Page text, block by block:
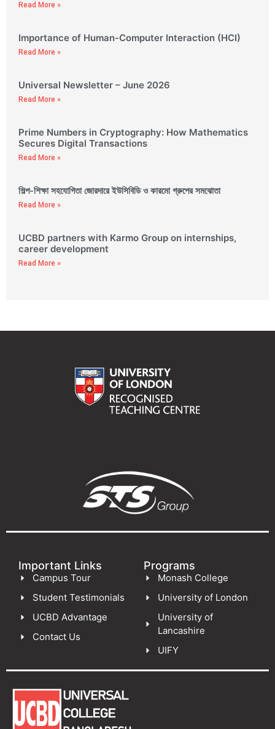
Read More »
Importance of Human-Computer Interaction (HCI)
Read More »
Universal Newsletter – June 2026
Read More »
Prime Numbers in Cryptography: How Mathematics
Secures Digital Transactions
Read More »
শিল্প-শিক্ষা সহযোগিতা জোরদারে ইউসিবিডি ও কারমো গ্রুপের সমঝোতা
Read More »
UCBD partners with Karmo Group on internships,
career development
Read More »
Important Links
Campus Tour
Student Testimonials
UCBD Advantage
Contact Us
Programs
Monash College
University of London
University of
Lancashire
UIFY